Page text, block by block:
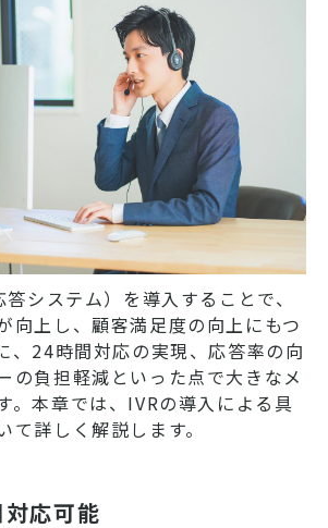
システム）を導入することで、
向上し、顧客満足度の向上にもつ
、24時間対応の実現、応答率の向
の負担軽減といった点で大きなメ
。本章では、IVRの導入による具
て詳しく解説します。
応可能